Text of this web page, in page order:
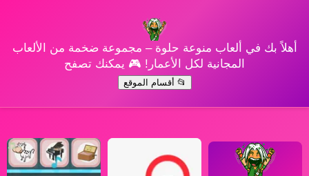
أهلاً بك في ألعاب منوعة حلوة – مجموعة ضخمة من الألعاب
المجانية لكل الأعمار! 🎮 يمكنك تصفح
📂 أقسام الموقع